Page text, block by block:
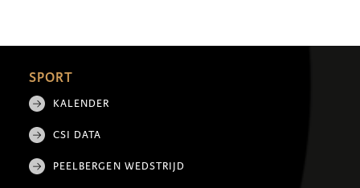
SPORT
KALENDER
CSI DATA
PEELBERGEN WEDSTRIJD